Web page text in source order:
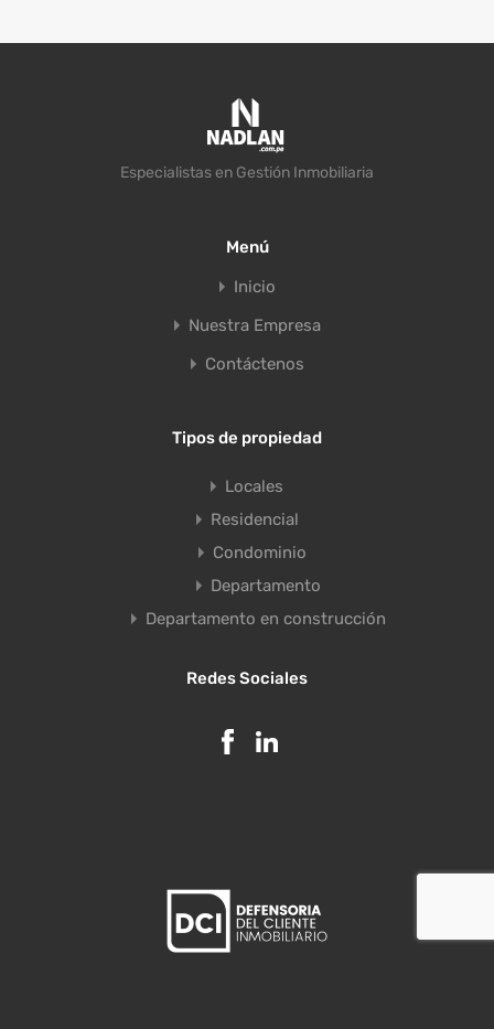
Especialistas en Gestión Inmobiliaria
Menú
Inicio
Nuestra Empresa
Contáctenos
Tipos de propiedad
Locales
Residencial
Condominio
Departamento
Departamento en construcción
Redes Sociales